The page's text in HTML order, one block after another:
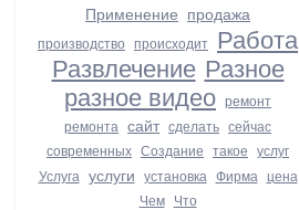
Применение продажа
производство происходит Работа
Развлечение Разное
разное видео ремонт
ремонта сайт сделать сейчас
современных Создание такое услуг
Услуга услуги установка Фирма цена
Чем Что